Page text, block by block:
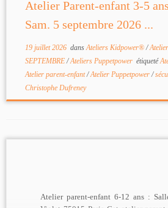
Atelier Parent-enfant 3-5
Sam. 5 septembre 2026 ...
19 juillet 2026dansAteliers Kidpower®/
SEPTEMBRE/Ateliers Puppetpower étiqueté
Atelier parent-enfant/Atelier Puppetpower/
Christophe Dufreney
Atelier parent-enfant 6-12 ans :